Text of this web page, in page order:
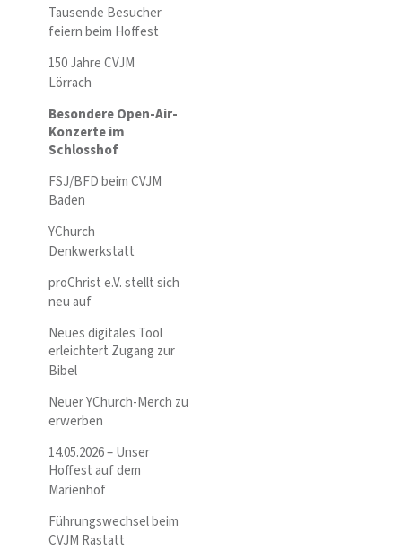
Tausende Besucher
feiern beim Hoffest
150 Jahre CVJM
Lörrach
Besondere Open-Air-
Konzerte im
Schlosshof
FSJ/BFD beim CVJM
Baden
YChurch
Denkwerkstatt
proChrist e.V. stellt sich
neu auf
Neues digitales Tool
erleichtert Zugang zur
Bibel
Neuer YChurch-Merch zu
erwerben
14.05.2026 – Unser
Hoffest auf dem
Marienhof
Führungswechsel beim
CVJM Rastatt